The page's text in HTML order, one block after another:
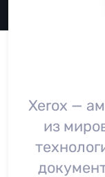
Xerox —
из